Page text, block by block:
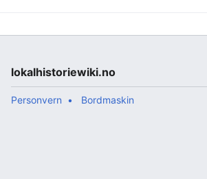
lokalhistoriewiki.no
Personvern Bordmaskin